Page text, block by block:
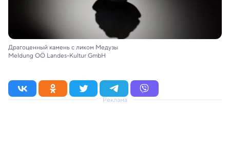
Драгоценный камень с ликом Медузы
Meldung OÖ Landes-Kultur GmbH
Реклама